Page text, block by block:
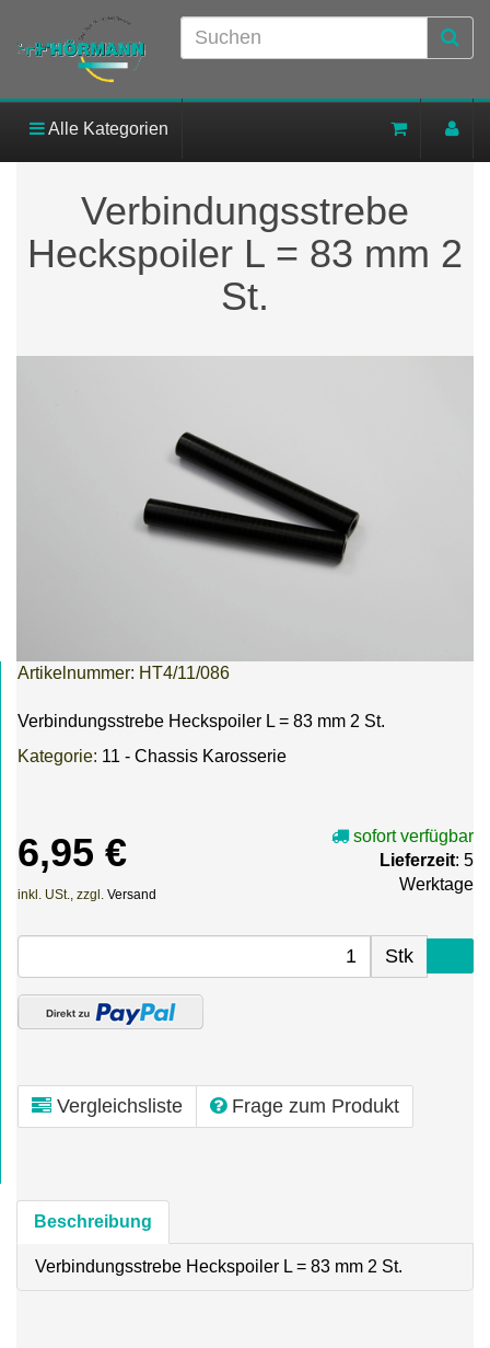
Alle Kategorien
Verbindungsstrebe
Heckspoiler L = 83 mm 2
St.
Artikelnummer: HT4/11/086
Verbindungsstrebe Heckspoiler L = 83 mm 2 St.
Kategorie: 11 - Chassis Karosserie
6,95 €
inkl. USt., zzgl. Versand
sofort verfügbar
Lieferzeit: 5
Werktage
Stk
Vergleichsliste Frage zum Produkt
Beschreibung
Verbindungsstrebe Heckspoiler L = 83 mm 2 St.